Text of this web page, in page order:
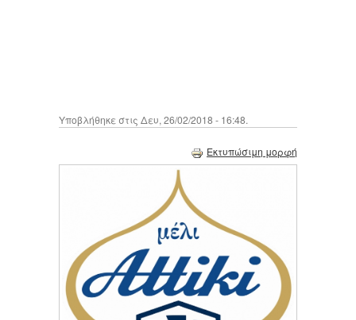
Υποβλήθηκε στις Δευ, 26/02/2018 - 16:48.
Εκτυπώσιμη μορφή